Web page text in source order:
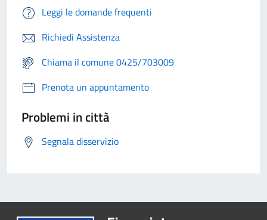
Leggi le domande frequenti
Richiedi Assistenza
Chiama il comune 0425/703009
Prenota un appuntamento
Problemi in città
Segnala disservizio